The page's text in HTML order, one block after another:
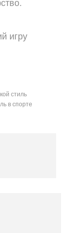
стиль
в спорте